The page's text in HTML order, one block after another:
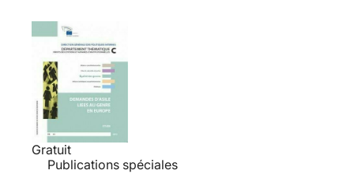
Gratuit
Publications spéciales